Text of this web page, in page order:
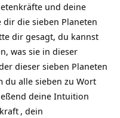
und deine
die sieben Planeten
dir gesagt, du kannst
was sie in dieser
dieser sieben Planeten
du alle sieben zu Wort
deine Intuition
, dein